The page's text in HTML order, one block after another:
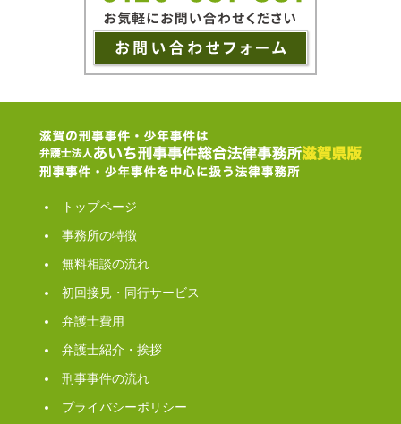
トップページ
事務所の特徴
無料相談の流れ
初回接見・同行サービス
弁護士費用
弁護士紹介・挨拶
刑事事件の流れ
プライバシーポリシー